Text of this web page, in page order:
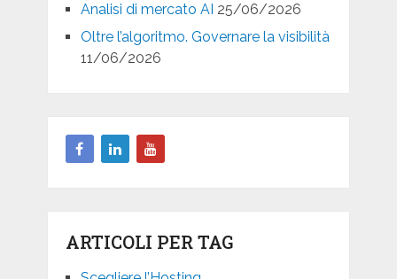
Analisi di mercato AI 25/06/2026
Oltre l’algoritmo. Governare la visibilità
11/06/2026
ARTICOLI PER TAG